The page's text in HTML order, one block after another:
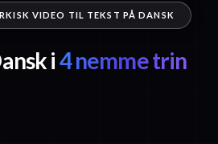
VIDEO TIL TEKST PÅ DANSK
i4 nemme trin